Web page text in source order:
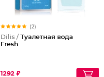
(2)
Dilis / Туалетная вода
Fresh
1292 ₽